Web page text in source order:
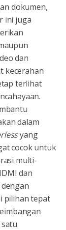
dokumen,
ini juga
dan
kecerahan
terlihat
dalam
yang
cocok untuk
multi-
dan
pilihan tepat